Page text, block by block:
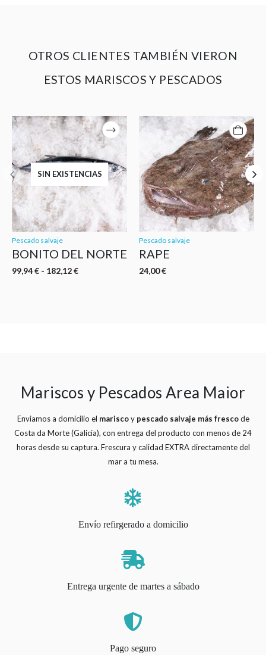
OTROS CLIENTES TAMBIÉN VIERON
ESTOS MARISCOS Y PESCADOS
SIN EXISTENCIAS
Este
producto
tiene
múltiples
variantes.
Las
opciones
se
pueden
elegir
en
la
de
Pescado salvaje
BONITO DEL NORTE
99,94€ - 182,12€Rango
Pescado salvaje
RAPE
24,00€
Mariscos y Pescados Area Maior
Enviamos a domicilio el mariscoy pescado salvaje más frescode
Costa da Morte (Galicia), con entrega del producto con menos de 24
horas desde su captura. Frescura y calidad EXTRA directamente del
mar a tu mesa.
Envío refirgerado a domicilio
Entrega urgente de martes a sábado
Pago seguro